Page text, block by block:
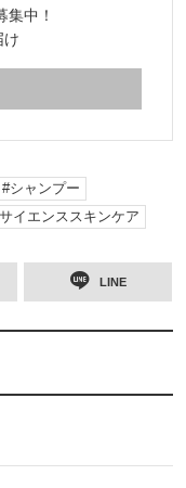
商品より、効果実感を交
集中！
け
シャンプー
イエンススキンケア
LINE